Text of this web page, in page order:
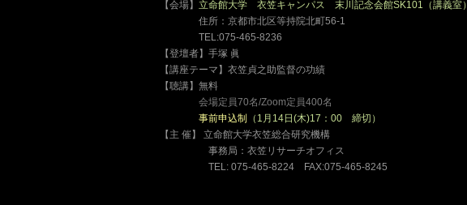
【会場】 立命館大学 衣笠キャンパス 末川記念会館SK101（講義室）
住所：京都市北区等持院北町56-1
TEL:075-465-8236
【登壇者】手塚 眞
【講座テーマ】衣笠貞之助監督の功績
【聴講】無料
会場定員70名/Zoom定員400名
事前申込制
（1月14日(木)17：00 締切）
【主 催】 立命館大学衣笠総合研究機構
事務局：衣笠リサーチオフィス
TEL: 075‐465‐8224 FAX:075‐465‐8245